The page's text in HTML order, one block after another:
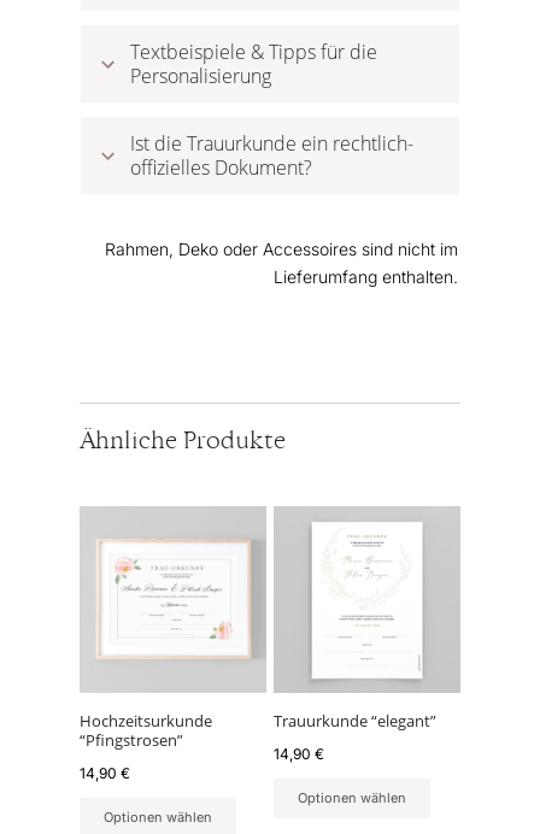
Textbeispiele & Tipps für die
Personalisierung
Ist die Trauurkunde ein rechtlich-
offizielles Dokument?
Rahmen, Deko oder Accessoires sind nicht im
Lieferumfang enthalten.
Ähnliche Produkte
Hochzeitsurkunde
“Pfingstrosen”
14,90 €
Optionen wählen
Trauurkunde “elegant”
14,90€
Optionen wählen